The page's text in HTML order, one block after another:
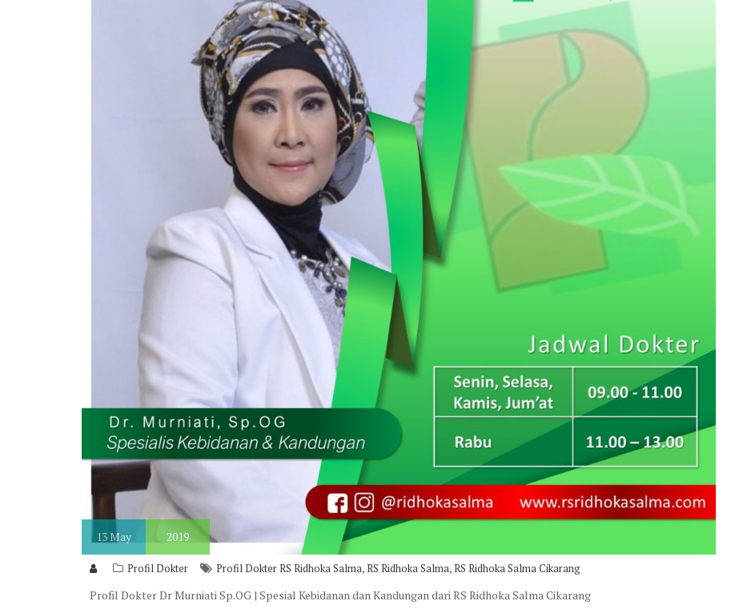
13May 2019
Profil Dokter Profil Dokter RS Ridhoka Salma,RS Ridhoka Salma,RS Ridhoka Salma Cikarang
Profil Dokter Dr Murniati Sp.OG | Spesial Kebidanan dan Kandungan dari RS Ridhoka Salma Cikarang